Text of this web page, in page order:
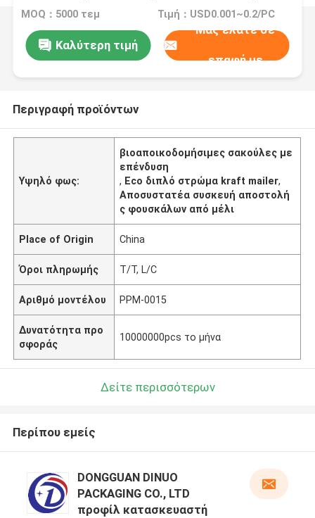
χλωρίδας Kraft Paper Bubble Mailer
Αποσυστατέα
MOQ：5000 τεμ Τιμή：USD0.001~0.2/PC
Καλύτερη τιμή
Μας ελάτε σε
επαφή με
Περιγραφή προϊόντων
Υψηλό φως:
βιοαποικοδομήσιμες σακούλες με
επένδυση
, Eco διπλό στρώμα kraft mailer,
Αποσυστατέα συσκευή αποστολή
ς φουσκάλων από μέλι
Place of Origin China
Όροι πληρωμής T/T, L/C
Αριθμό μοντέλου PPM-0015
Δυνατότητα προ
σφοράς
10000000pcs το μήνα
Δείτε περισσότερων
Περίπου εμείς
DONGGUAN DINUO
PACKAGING CO., LTD
προφίλ κατασκευαστή